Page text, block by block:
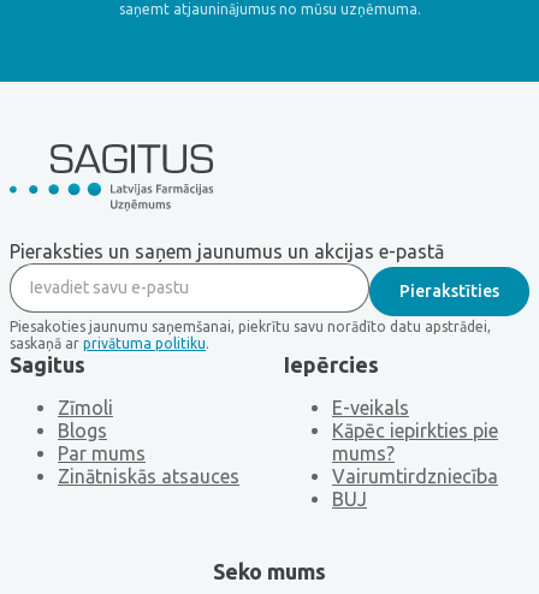
saņemt atjauninājumus no mūsu uzņēmuma.
Pieraksties un saņem jaunumus un akcijas e-pastā
Piesakoties jaunumu saņemšanai, piekrītu savu norādīto datu apstrādei,
saskaņā ar privātuma politiku.
Sagitus
Zīmoli
Blogs
Par mums
Zinātniskās atsauces
Iepērcies
E-veikals
Kāpēc iepirkties pie
mums?
Vairumtirdzniecība
BUJ
Seko mums